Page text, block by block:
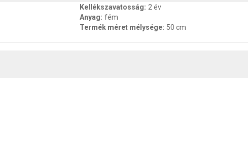
Kellékszavatosság: 2 év
Anyag: fém
Termék méret mélysége: 50 cm